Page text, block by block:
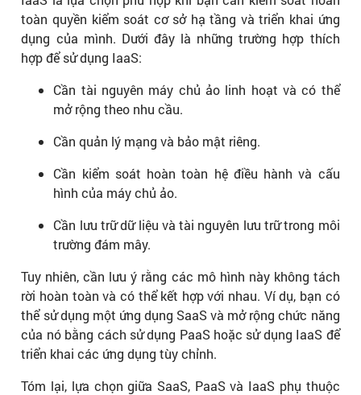
toàn quyền kiểm soát cơ sở hạ tầng và triển khai ứng
dụng của mình. Dưới đây là những trường hợp thích
hợp để sử dụng IaaS:
Cần tài nguyên máy chủ ảo linh hoạt và có thể
mở rộng theo nhu cầu.
Cần quản lý mạng và bảo mật riêng.
Cần kiểm soát hoàn toàn hệ điều hành và cấu
hình của máy chủ ảo.
Cần lưu trữ dữ liệu và tài nguyên lưu trữ trong môi
trường đám mây.
Tuy nhiên, cần lưu ý rằng các mô hình này không tách
rời hoàn toàn và có thể kết hợp với nhau. Ví dụ, bạn có
thể sử dụng một ứng dụng SaaS và mở rộng chức năng
của nó bằng cách sử dụng PaaS hoặc sử dụng IaaS để
triển khai các ứng dụng tùy chỉnh.
Tóm lại, lựa chọn giữa SaaS, PaaS và IaaS phụ thuộc